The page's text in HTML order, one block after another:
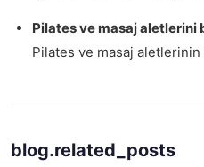
Pilates ve masaj aletlerini
Pilates ve masaj aletlerinin
blog.related_posts